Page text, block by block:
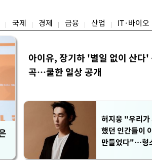
국제 경제 금융 산업 IT·바이오
아이유, 장기하 '별일 없이 산다'
곡…쿨한 일상 공개
허지웅 "우리가
했던 인간들이
만들었다"…형